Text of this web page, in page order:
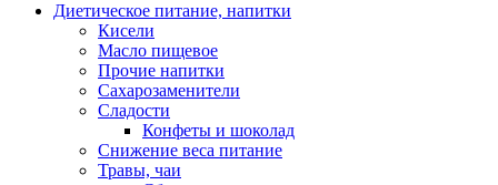
Диетическое питание, напитки
Кисели
Масло пищевое
Прочие напитки
Сахарозаменители
Сладости
Конфеты и шоколад
Снижение веса питание
Травы, чаи